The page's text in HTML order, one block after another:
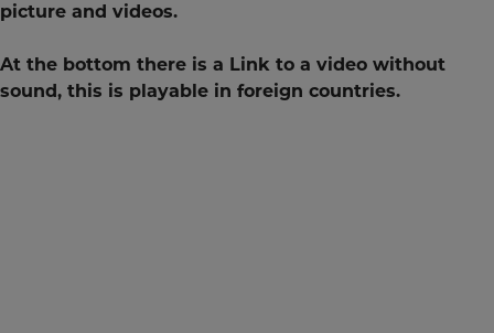
picture and videos.
​At the bottom there is a Link to a video without
sound, this is playable in foreign countries.